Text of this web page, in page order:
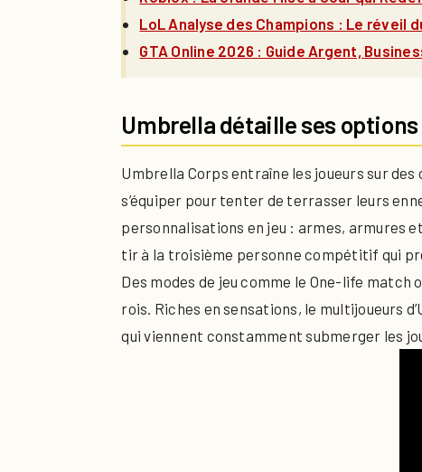
LoL Analyse des Champions : Le réveil
GTA Online 2026 : Guide Argent,
Umbrella détaille ses
Umbrella Corps entraîne les joueurs sur
s’équiper pour tenter de terrasser leurs
personnalisations en jeu : armes, armures
tir à la troisième personne compétitif qui
Des modes de jeu comme le One-life
rois. Riches en sensations, le multijoueurs
qui viennent constamment submerger les